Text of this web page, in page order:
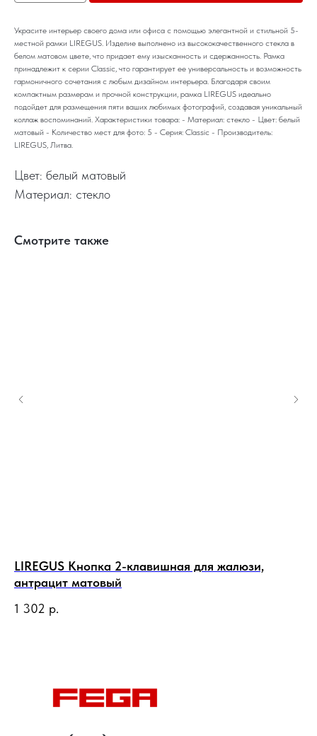
Украсите интерьер своего дома или офиса с помощью элегантной и стильной 5-
местной рамки LIREGUS. Изделие выполнено из высококачественного стекла в
белом матовом цвете, что придает ему изысканность и сдержанность. Рамка
принадлежит к серии Classic, что гарантирует ее универсальность и возможность
гармоничного сочетания с любым дизайном интерьера. Благодаря своим
компактным размерам и прочной конструкции, рамка LIREGUS идеально
подойдет для размещения пяти ваших любимых фотографий, создавая уникальный
коллаж воспоминаний. Характеристики товара: - Материал: стекло - Цвет: белый
матовый - Количество мест для фото: 5 - Серия: Classic - Производитель:
LIREGUS, Литва.
Цвет: белый матовый
Материал: стекло
Смотрите также
LIREGUS Кнопка 2-клавишная для жалюзи,
антрацит матовый
1 302 р.